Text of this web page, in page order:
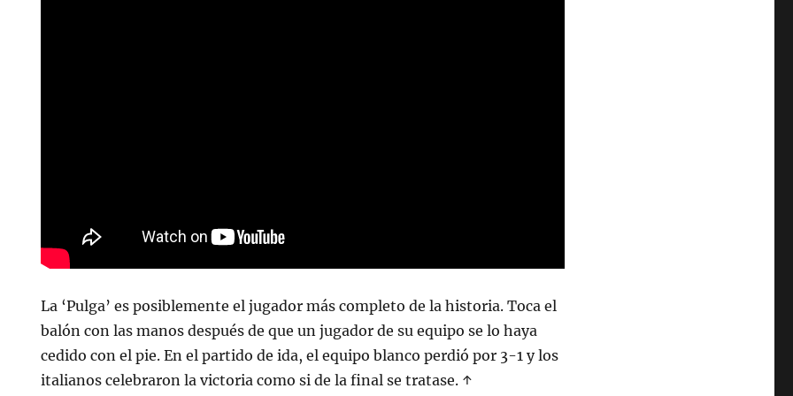
La ‘Pulga’ es posiblemente el jugador más completo de la historia. Toca el
balón con las manos después de que un jugador de su equipo se lo haya
cedido con el pie. En el partido de ida, el equipo blanco perdió por 3-1 y los
italianos celebraron la victoria como si de la final se tratase. ↑